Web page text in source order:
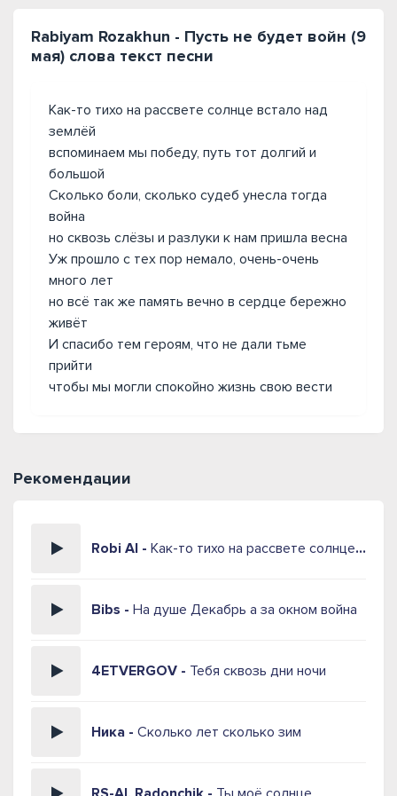
Rabiyam Rozakhun - Пусть не будет войн (9
мая) слова текст песни
Как-то тихо на рассвете солнце встало над
землёй
вспоминаем мы победу, путь тот долгий и
большой
Сколько боли, сколько судеб унесла тогда
война
но сквозь слёзы и разлуки к нам пришла весна
Уж прошло с тех пор немало, очень-очень
много лет
но всё так же память вечно в сердце бережно
живёт
И спасибо тем героям, что не дали тьме
прийти
чтобы мы могли спокойно жизнь свою вести
Рекомендации
Robi AI - Как-то тихо на рассвете солнце встало над землёй
Bibs - На душе Декабрь а за окном война
4ETVERGOV - Тебя сквозь дни ночи
Ника - Сколько лет сколько зим